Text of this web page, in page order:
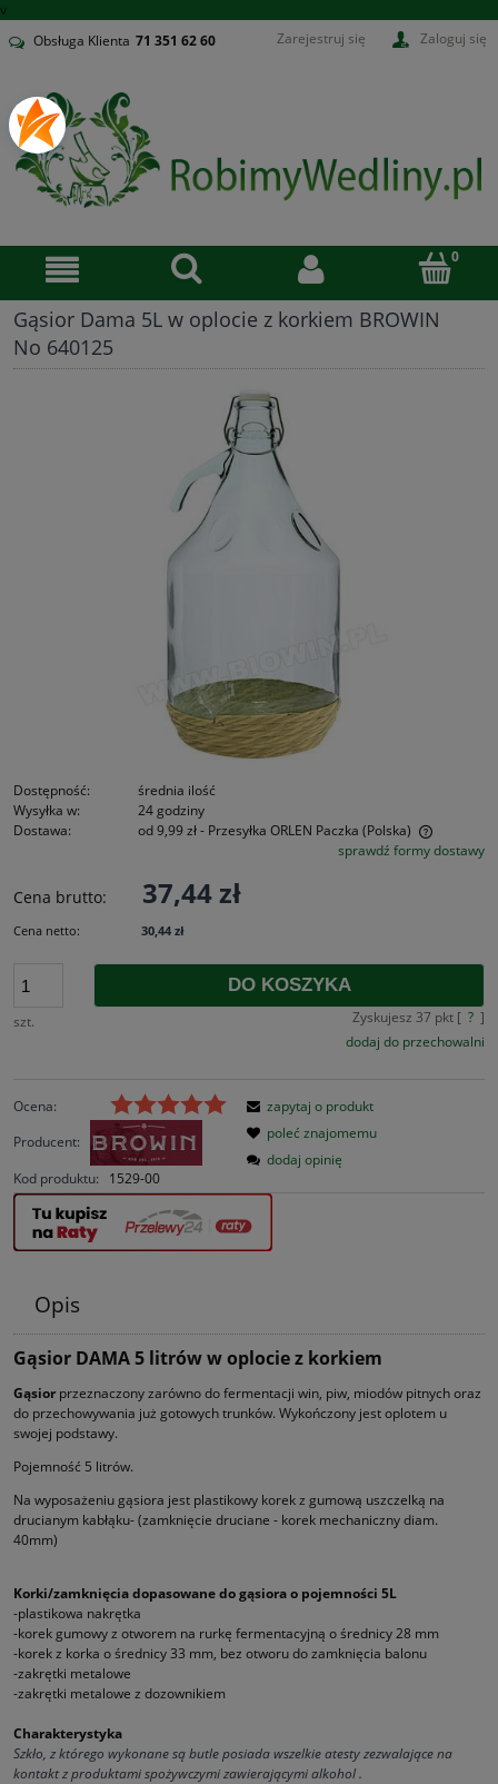
v
Obsługa Klienta 71 351 62 60 Zarejestruj się Zaloguj się
Gąsior Dama 5L w oplocie z korkiem BROWIN
No 640125
Dostępność:
średnia ilość
Wysyłka w:
24 godziny
Dostawa:
od 9,99 zł- Przesyłka ORLEN Paczka (Polska)
Cena nie zawiera ewentualnych kosztów płatnościsprawdź formy dostawy
Cena brutto: 37,44 zł
Cena netto: 30,44 zł
szt.
DO KOSZYKA
Zyskujesz 37 pkt [ ? ]
dodaj do przechowalni
Ocena:
Producent:
Kod produktu:
1529-00
zapytaj o produkt
poleć znajomemu
dodaj opinię
Opis
Gąsior DAMA 5 litrów w oplocie z korkiem
Gąsior przeznaczony zarówno do fermentacji win, piw, miodów pitnych oraz
do przechowywania już gotowych trunków. Wykończony jest oplotem u
swojej podstawy.
Pojemność 5 litrów.
Na wyposażeniu gąsiora jest plastikowy korek z gumową uszczelką na
drucianym kabłąku- (zamknięcie druciane - korek mechaniczny diam.
40mm)
Korki/zamknięcia dopasowane do gąsiora o pojemności 5L
-plastikowa nakrętka
-korek gumowy z otworem na rurkę fermentacyjną o średnicy 28 mm
-korek z korka o średnicy 33 mm, bez otworu do zamknięcia balonu
-zakrętki metalowe
-zakrętki metalowe z dozownikiem
Charakterystyka
Szkło, z którego wykonane są butle posiada wszelkie atesty zezwalające na
kontakt z produktami spożywczymi zawierającymi alkohol .